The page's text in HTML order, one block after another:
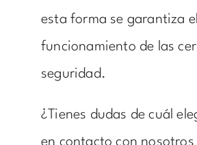
esta forma se garantiza
funcionamiento de las
seguridad.
¿Tienes dudas de cuál
en contacto con